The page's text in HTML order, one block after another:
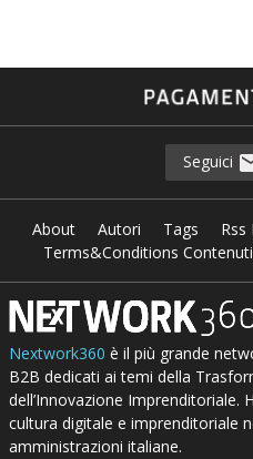
Seguici
About Autori Tags Rss
Terms&Conditions
Nextwork360 è il più grande
B2B dedicati ai temi della
dell’Innovazione Imprenditoriale.
cultura digitale e imprenditoriale
amministrazioni italiane.